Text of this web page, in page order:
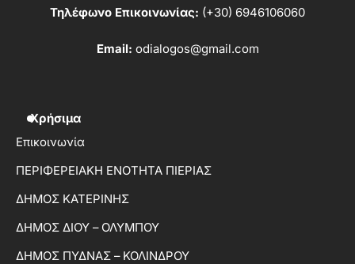
Τηλέφωνο Επικοινωνίας: (+30) 6946106060
Email: odialogos@gmail.com
Χρήσιμα
Επικοινωνία
ΠΕΡΙΦΕΡΕΙΑΚΗ ΕΝΟΤΗΤΑ ΠΙΕΡΙΑΣ
ΔΗΜΟΣ ΚΑΤΕΡΙΝΗΣ
ΔΗΜΟΣ ΔΙΟΥ – ΟΛΥΜΠΟΥ
ΔΗΜΟΣ ΠΥΔΝΑΣ – ΚΟΛΙΝΔΡΟΥ